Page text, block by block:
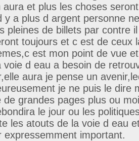
aura et plus les choses
y a plus d argent personne
pleines de billets par contre
toujours et c est de ceux
est mon point de vue
voie d eau a besoin de
aura je pense un
je ne puis le dire
de grandes pages plus ou
le jour ou les
les atouts de la voie d eau
expressemment important.